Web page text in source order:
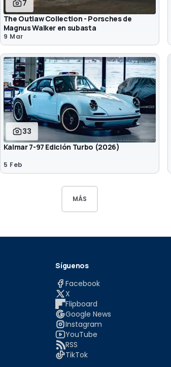
7
The Outlaw Collection - Porsches de
Magnus Walker en subasta
9 Mar
33
Kalmar 7-97 Edición Turbo (2026)
5 Feb
MÁS
Síguenos
Facebook
X
Flipboard
Google News
Instagram
YouTube
RSS
TikTok